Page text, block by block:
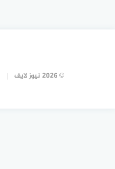
© 2026 نيوز لايف